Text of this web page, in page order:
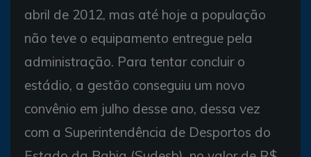
abril de 2012, mas até hoje a população
não teve o equipamento entregue pela
administração. Para tentar concluir o
estádio, a gestão conseguiu um novo
convênio em julho desse ano, dessa vez
com a Superintendência de Desportos do